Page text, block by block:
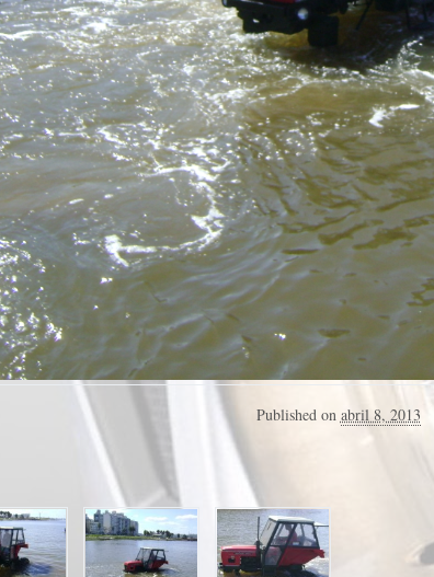
Published on abril 8, 2013